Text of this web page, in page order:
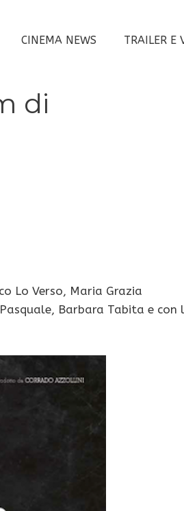
CINEMA NEWS TRAILER E
di
Lo Verso, Maria Grazia
Barbara Tabita e con